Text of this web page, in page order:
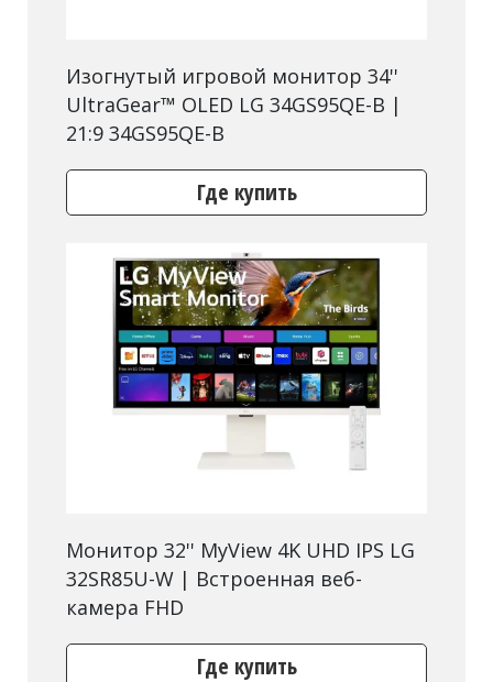
Изогнутый игровой монитор 34''
UltraGear™ OLED LG 34GS95QE-B |
21:9 34GS95QE-B
Где купить
Монитор 32'' MyView 4K UHD IPS LG
32SR85U-W | Встроенная веб-
камера FHD
Где купить